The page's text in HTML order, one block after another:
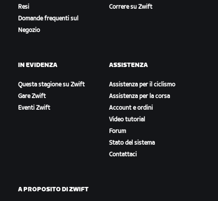
Resi
Domande frequenti sul
Negozio
Correre su Zwift
IN EVIDENZA
Questa stagione su Zwift
Gare Zwift
Eventi Zwift
ASSISTENZA
Assistenza per il ciclismo
Assistenza per la corsa
Account e ordini
Video tutorial
Forum
Stato del sistema
Contattaci
A PROPOSITO DI ZWIFT